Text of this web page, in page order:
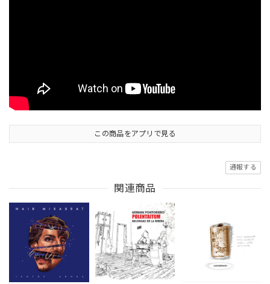
この商品をアプリで見る
通報する
関連商品